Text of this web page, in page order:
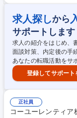
に営業していきます。
●お願い営業などは全
提供できるのが魅力で
なども当社で担当します
種 [福岡]【リース営業/
タイム制
求人探しから
サポートします
求人の紹介をはじめ、
面談対策、内定後の手
あなたの転職活動をサ
登録してサポート
正社員
コーユーレンティア